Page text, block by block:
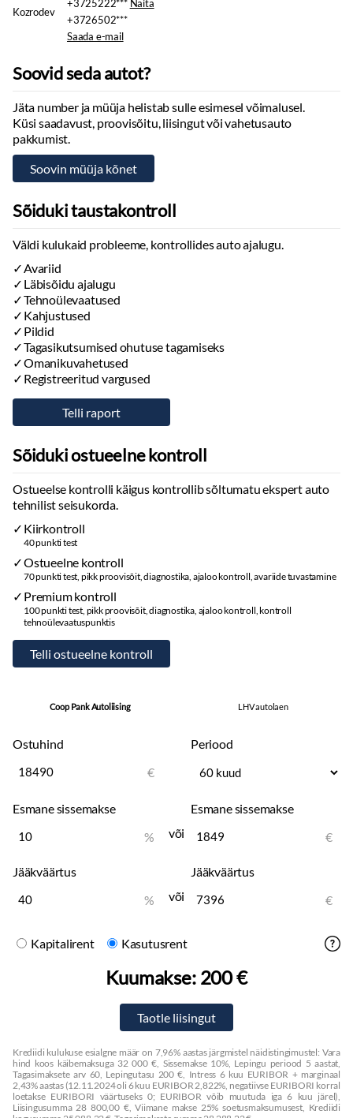
Rehvirõhu kontrollsüsteem
Valuveljed:16"
Muu
+3725222*** Näita
+3726502***
Saada e-mail
Soovid seda autot?
Jäta number ja müüja helistab sulle esimesel võimalusel.
Küsi saadavust, proovisõitu, liisingut või vahetusauto
pakkumist.
Sõiduki taustakontroll
Väldi kulukaid probleeme, kontrollides auto ajalugu.
Avariid
Läbisõidu ajalugu
Tehnoülevaatused
Kahjustused
Pildid
Tagasikutsumised ohutuse tagamiseks
Omanikuvahetused
Registreeritud vargused
Sõiduki ostueelne kontroll
Ostueelse kontrolli käigus kontrollib sõltumatu ekspert auto
tehnilist seisukorda.
Kiirkontroll
40 punkti test
Ostueelne kontroll
70 punkti test, pikk proovisõit, diagnostika, ajaloo kontroll, avariide tuvastamine
Premium kontroll
100 punkti test, pikk proovisõit, diagnostika, ajaloo kontroll, kontroll
tehnoülevaatuspunktis
Coop Pank Autoliising LHV autolaen
Ostuhind
€
Periood
Esmane sissemakse
%
või
Esmane sissemakse
€
Jääkväärtus
%
või
Jääkväärtus
€
Kapitalirent Kasutusrent
Kuumakse: 200 €
Krediidi kulukuse esialgne määr on 7,96% aastas järgmistel näidistingimustel: Vara
hind koos käibemaksuga 32 000 €, Sissemakse 10%, Lepingu periood 5 aastat,
Tagasimaksete arv 60, Lepingutasu 200 €, Intress 6 kuu EURIBOR + marginaal
2,43% aastas (12.11.2024 oli 6 kuu EURIBOR 2,822%, negatiivse EURIBORI korral
loetakse EURIBORI väärtuseks 0; EURIBOR võib muutuda iga 6 kuu järel),
Liisingusumma 28 800,00 €, Viimane makse 25% soetusmaksumusest, Krediidi